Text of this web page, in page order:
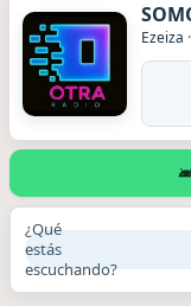
Ezeiza ·
¿Qué
estás
escuchando?